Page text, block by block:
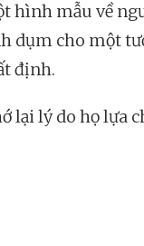
hình mẫu về
dụm cho một
định.
lại lý do họ lựa